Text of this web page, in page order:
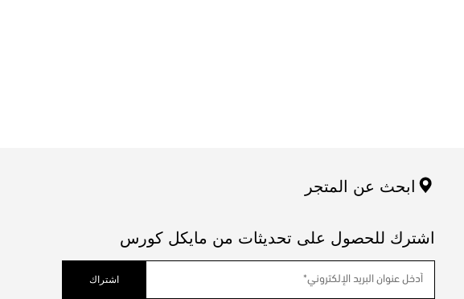
ابحث عن المتجر
اشترك للحصول على تحديثات من مايكل كورس
اشتراك